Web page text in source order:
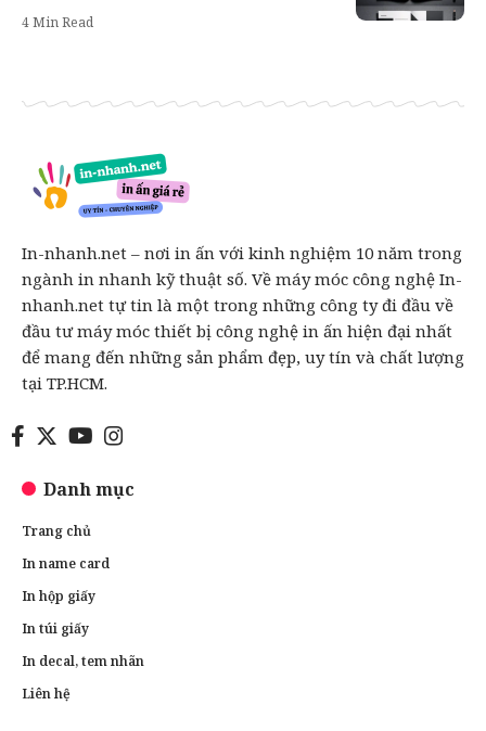
4 Min Read
In-nhanh.net – nơi in ấn với kinh nghiệm 10 năm trong
ngành in nhanh kỹ thuật số. Về máy móc công nghệ In-
nhanh.net tự tin là một trong những công ty đi đầu về
đầu tư máy móc thiết bị công nghệ in ấn hiện đại nhất
để mang đến những sản phẩm đẹp, uy tín và chất lượng
tại TP.HCM.
Danh mục
Trang chủ
In name card
In hộp giấy
In túi giấy
In decal, tem nhãn
Liên hệ